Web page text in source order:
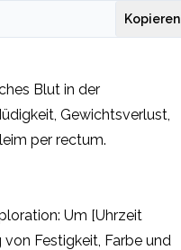
Kopieren
Blut in der
Gewichtsverlust,
per rectum.
Um [Uhrzeit
Festigkeit, Farbe und